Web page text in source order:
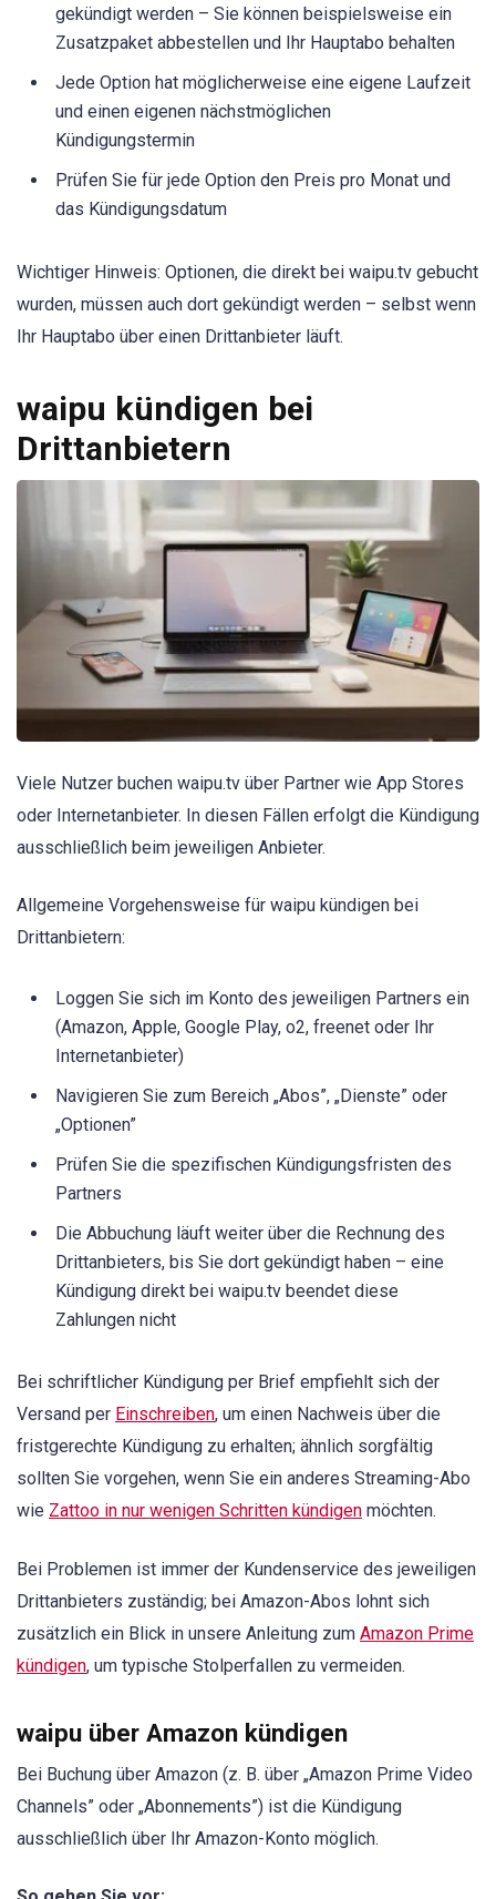
gekündigt werden – Sie können beispielsweise ein
Zusatzpaket abbestellen und Ihr Hauptabo behalten
Jede Option hat möglicherweise eine eigene Laufzeit
und einen eigenen nächstmöglichen
Kündigungstermin
Prüfen Sie für jede Option den Preis pro Monat und
das Kündigungsdatum
Wichtiger Hinweis: Optionen, die direkt bei waipu.tv gebucht
wurden, müssen auch dort gekündigt werden – selbst wenn
Ihr Hauptabo über einen Drittanbieter läuft.
waipu kündigen bei
Drittanbietern
Viele Nutzer buchen waipu.tv über Partner wie App Stores
oder Internetanbieter. In diesen Fällen erfolgt die Kündigung
ausschließlich beim jeweiligen Anbieter.
Allgemeine Vorgehensweise für waipu kündigen bei
Drittanbietern:
Loggen Sie sich im Konto des jeweiligen Partners ein
(Amazon, Apple, Google Play, o2, freenet oder Ihr
Internetanbieter)
Navigieren Sie zum Bereich „Abos”, „Dienste” oder
„Optionen”
Prüfen Sie die spezifischen Kündigungsfristen des
Partners
Die Abbuchung läuft weiter über die Rechnung des
Drittanbieters, bis Sie dort gekündigt haben – eine
Kündigung direkt bei waipu.tv beendet diese
Zahlungen nicht
Bei schriftlicher Kündigung per Brief empfiehlt sich der
Versand per Einschreiben, um einen Nachweis über die
fristgerechte Kündigung zu erhalten; ähnlich sorgfältig
sollten Sie vorgehen, wenn Sie ein anderes Streaming-Abo
wie Zattoo in nur wenigen Schritten kündigen möchten.
Bei Problemen ist immer der Kundenservice des jeweiligen
Drittanbieters zuständig; bei Amazon-Abos lohnt sich
zusätzlich ein Blick in unsere Anleitung zum Amazon Prime
kündigen, um typische Stolperfallen zu vermeiden.
waipu über Amazon kündigen
Bei Buchung über Amazon (z. B. über „Amazon Prime Video
Channels” oder „Abonnements”) ist die Kündigung
ausschließlich über Ihr Amazon-Konto möglich.